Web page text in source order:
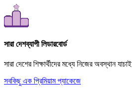
সারা দেশব্যাপী লিডারবোর্ড
সারা দেশের শিক্ষার্থীদের মধ্যে নিজের অবস্থান যাচাই
সবকিছু এক প্রিমিয়াম প্যাকেজে